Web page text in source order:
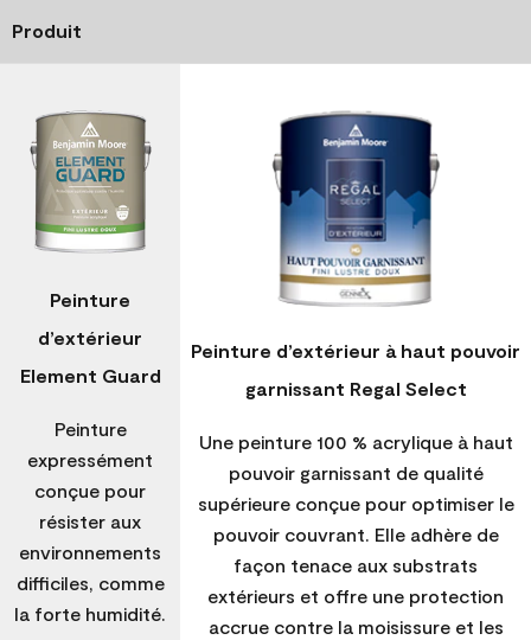
Produit
Peinture
d’extérieur
Element Guard
Peinture
expressément
conçue pour
résister aux
environnements
difficiles, comme
la forte humidité.
Peinture d’extérieur à haut pouvoir
garnissant Regal Select
Une peinture 100 % acrylique à haut
pouvoir garnissant de qualité
supérieure conçue pour optimiser le
pouvoir couvrant. Elle adhère de
façon tenace aux substrats
extérieurs et offre une protection
accrue contre la moisissure et les